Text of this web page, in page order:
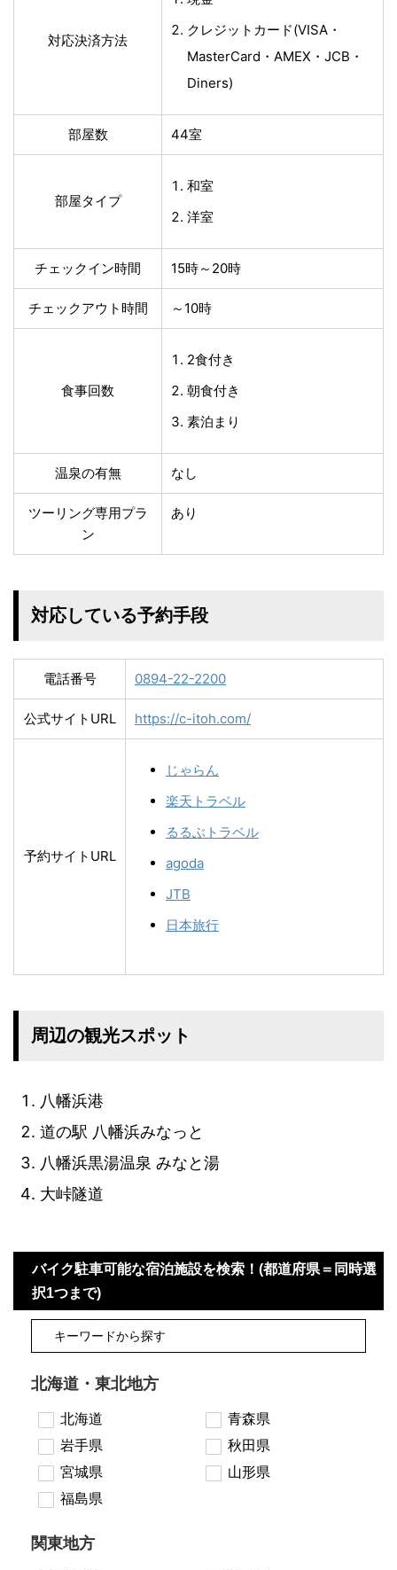
対応決済方法
クレジットカード(VISA・
MasterCard・AMEX・JCB・
Diners)
部屋数 44室
部屋タイプ
和室
洋室
チェックイン時間 15時～20時
チェックアウト時間 ～10時
食事回数
2食付き
朝食付き
素泊まり
温泉の有無 なし
ツーリング専用プラ
ン
あり
対応している予約手段
電話番号 0894-22-2200
公式サイトURL https://c-itoh.com/
予約サイトURL
じゃらん
楽天トラベル
るるぶトラベル
agoda
JTB
日本旅行
周辺の観光スポット
八幡浜港
道の駅 八幡浜みなっと
八幡浜黒湯温泉 みなと湯
大峠隧道
バイク駐車可能な宿泊施設を検索！(都道府県＝同時選
択1つまで)
北海道・東北地方
北海道
青森県
岩手県
秋田県
宮城県
山形県
福島県
関東地方